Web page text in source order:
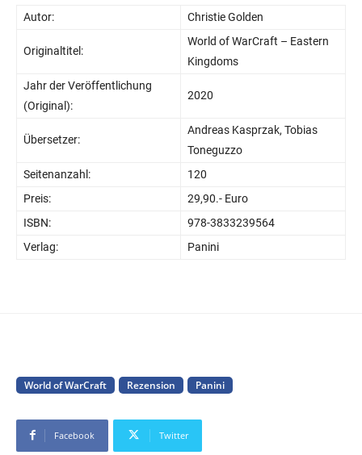
Autor: Christie Golden
Originaltitel:
World of WarCraft – Eastern
Kingdoms
Jahr der Veröffentlichung
(Original):
2020
Übersetzer:
Andreas Kasprzak, Tobias
Toneguzzo
Seitenanzahl:
120
Preis:
29,90.- Euro
ISBN:
978-3833239564
Verlag:
Panini
World of WarCraft Rezension Panini
Facebook Twitter